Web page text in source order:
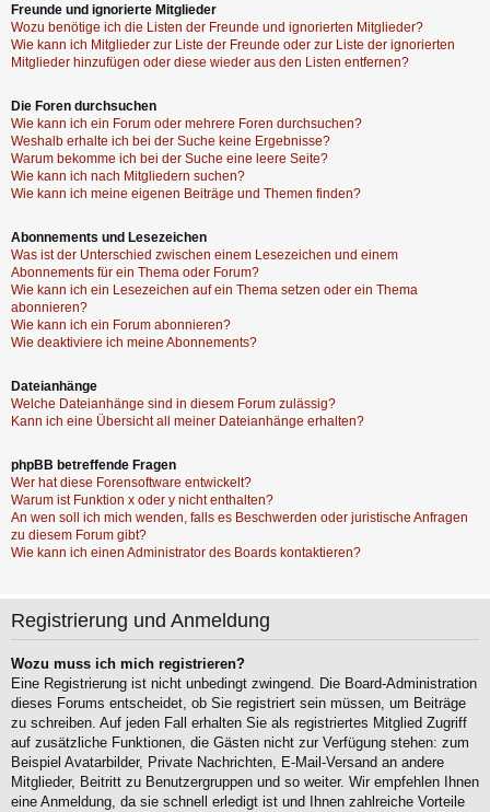
Freunde und ignorierte Mitglieder
Wozu benötige ich die Listen der Freunde und ignorierten Mitglieder?
Wie kann ich Mitglieder zur Liste der Freunde oder zur Liste der ignorierten
Mitglieder hinzufügen oder diese wieder aus den Listen entfernen?
Die Foren durchsuchen
Wie kann ich ein Forum oder mehrere Foren durchsuchen?
Weshalb erhalte ich bei der Suche keine Ergebnisse?
Warum bekomme ich bei der Suche eine leere Seite?
Wie kann ich nach Mitgliedern suchen?
Wie kann ich meine eigenen Beiträge und Themen finden?
Abonnements und Lesezeichen
Was ist der Unterschied zwischen einem Lesezeichen und einem
Abonnements für ein Thema oder Forum?
Wie kann ich ein Lesezeichen auf ein Thema setzen oder ein Thema
abonnieren?
Wie kann ich ein Forum abonnieren?
Wie deaktiviere ich meine Abonnements?
Dateianhänge
Welche Dateianhänge sind in diesem Forum zulässig?
Kann ich eine Übersicht all meiner Dateianhänge erhalten?
phpBB betreffende Fragen
Wer hat diese Forensoftware entwickelt?
Warum ist Funktion x oder y nicht enthalten?
An wen soll ich mich wenden, falls es Beschwerden oder juristische Anfragen
zu diesem Forum gibt?
Wie kann ich einen Administrator des Boards kontaktieren?
Registrierung und Anmeldung
Wozu muss ich mich registrieren?
Eine Registrierung ist nicht unbedingt zwingend. Die Board-Administration
dieses Forums entscheidet, ob Sie registriert sein müssen, um Beiträge
zu schreiben. Auf jeden Fall erhalten Sie als registriertes Mitglied Zugriff
auf zusätzliche Funktionen, die Gästen nicht zur Verfügung stehen: zum
Beispiel Avatarbilder, Private Nachrichten, E-Mail-Versand an andere
Mitglieder, Beitritt zu Benutzergruppen und so weiter. Wir empfehlen Ihnen
eine Anmeldung, da sie schnell erledigt ist und Ihnen zahlreiche Vorteile